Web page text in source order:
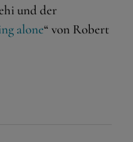
und der
alone“ von Robert